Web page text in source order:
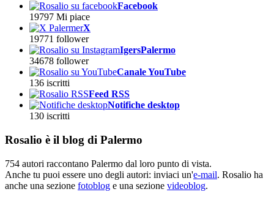
Facebook
19797 Mi piace
X
19771 follower
IgersPalermo
34678 follower
Canale YouTube
136 iscritti
Feed RSS
Notifiche desktop
130 iscritti
Rosalio è il blog di Palermo
754 autori raccontano Palermo dal loro punto di vista.
Anche tu puoi essere uno degli autori: inviaci un'e-mail. Rosalio ha
anche una sezione fotoblog e una sezione videoblog.